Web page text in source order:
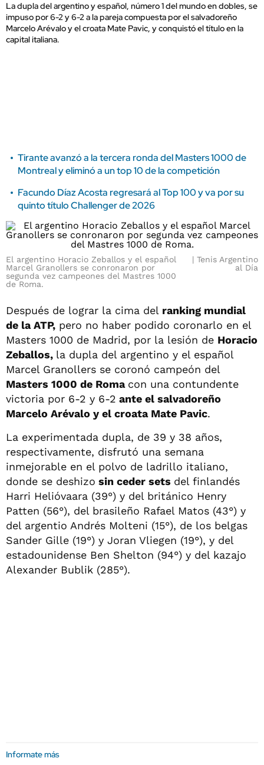
La dupla del argentino y español, número 1 del mundo en dobles, se
impuso por 6-2 y 6-2 a la pareja compuesta por el salvadoreño
Marcelo Arévalo y el croata Mate Pavic, y conquistó el título en la
capital italiana.
Tirante avanzó a la tercera ronda del Masters 1000 de
Montreal y eliminó a un top 10 de la competición
Facundo Díaz Acosta regresará al Top 100 y va por su
quinto título Challenger de 2026
El argentino Horacio Zeballos y el español
Marcel Granollers se conronaron por
segunda vez campeones del Mastres 1000
de Roma.
Tenis Argentino
al Día
Después de lograr la cima del ranking mundial
de la ATP, pero no haber podido coronarlo en el
Masters 1000 de Madrid, por la lesión de Horacio
Zeballos, la dupla del argentino y el español
Marcel Granollers se coronó campeón del
Masters 1000 de Roma con una contundente
victoria por 6-2 y 6-2 ante el salvadoreño
Marcelo Arévalo y el croata Mate Pavic.
La experimentada dupla, de 39 y 38 años,
respectivamente, disfrutó una semana
inmejorable en el polvo de ladrillo italiano,
donde se deshizo sin ceder sets del finlandés
Harri Helióvaara (39°) y del británico Henry
Patten (56°), del brasileño Rafael Matos (43°) y
del argentio Andrés Molteni (15°), de los belgas
Sander Gille (19°) y Joran Vliegen (19°), y del
estadounidense Ben Shelton (94°) y del kazajo
Alexander Bublik (285°).
Informate más